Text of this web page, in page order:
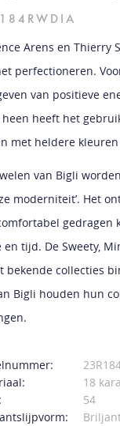
Arens en Thierry
perfectioneren.
van positieve
heeft het
met heldere
van Bigli
moderniteit’. Het
gedragen
en tijd. De Sweety,
bekende collecties
Bigli houden hun
18
54